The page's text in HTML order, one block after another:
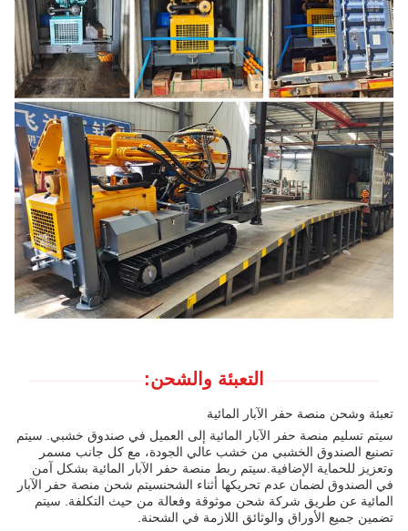
التعبئة والشحن:
تعبئة وشحن منصة حفر الآبار المائية
سيتم تسليم منصة حفر الآبار المائية إلى العميل في صندوق خشبي. سيتم
تصنيع الصندوق الخشبي من خشب عالي الجودة، مع كل جانب مسمر
وتعزيز للحماية الإضافية.سيتم ربط منصة حفر الآبار المائية بشكل آمن
في الصندوق لضمان عدم تحريكها أثناء الشحنسيتم شحن منصة حفر الآبار
المائية عن طريق شركة شحن موثوقة وفعالة من حيث التكلفة. سيتم
تضمين جميع الأوراق والوثائق اللازمة في الشحنة.